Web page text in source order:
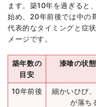
ます。築10年を過ぎると
始め、20年前後では中の
代表的なタイミングと症
メージです。
築年数の
目安
漆喰の状
10年前後
細かいひび
が落ち